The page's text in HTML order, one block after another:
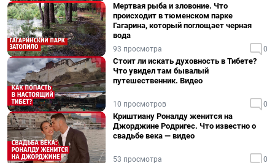
Мертвая рыба и зловоние. Что
происходит в тюменском парке
Гагарина, который поглощает черная
вода
93 просмотра 0
Стоит ли искать духовность в Тибете?
Что увидел там бывалый
путешественник. Видео
10 просмотров 0
Криштиану Роналду женится на
Джорджине Родригес. Что известно о
свадьбе века — видео
53 просмотра 0